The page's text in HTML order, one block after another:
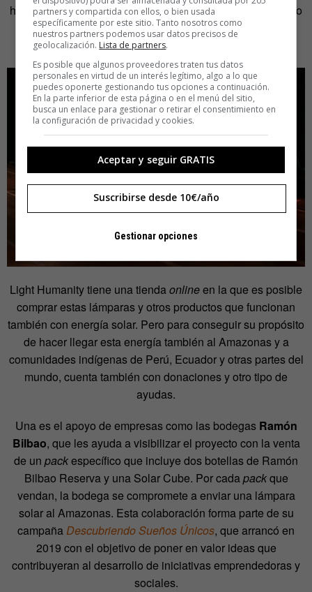
huella ecológica. Pero la idea es hacerlo a nivel local y eso
va a costar. Ya tenemos prototipos y ahora es ver cómo
podemos fabricar miles de ellas».
Light Humanity tiene una tiendaonlineen la que es posible
comprar estas lámparas y otros productos que funcionan
también con energía solar. Pero para conseguir su propósito
de hacer llegar esta energía también al Amazonas y a
comunidades indígenas de Perú, Ecuador y otras partes del
mundo, cuenta también con donaciones y otro tipo de
ayudas.
Una es el apoyo de empresas como las bodegas Ramón
Bilbao, que les ayuda a visibilizar el proyecto con la venta
de un packespecífico que incluye dos botellas de Ramón
Bilbao Reserva y una Solar Cube. Por cadapackque
vendan, la bodega se compromete a enviar una lámpara
solar al Amazonas. Esta colaboración forma parte de su
campañaDescubriendo Sueños Únicos, que arrancó en
2019 con el objetivo de poner en valor ideas que
contribuyeran al desarrollo de iniciativas emprendedoras y
sociales.
partners y compartida con ellos, o bien usada
específicamente por este sitio. Tanto nosotros como
nuestros partners podemos usar datos precisos de
geolocalización. Lista de partners.
Es posible que algunos proveedores traten tus datos
personales en virtud de un interés legítimo, algo a lo que
puedes oponerte gestionando tus opciones a continuación.
En la parte inferior de esta página o en el menú del sitio,
busca un enlace para gestionar o retirar el consentimiento en
la configuración de privacidad y cookies.
Aceptar y seguir GRATIS
Suscribirse desde 10€/año
Gestionar opciones